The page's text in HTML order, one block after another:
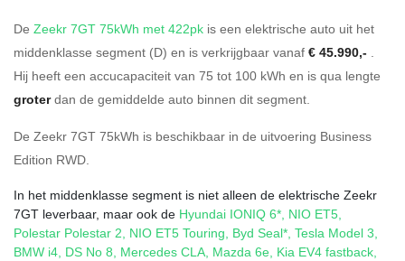
De Zeekr 7GT 75kWh met 422pk is een elektrische auto uit het
middenklasse segment (D) en is verkrijgbaar vanaf € 45.990,- .
Hij heeft een accucapaciteit van 75 tot 100 kWh en is qua lengte
groterdan de gemiddelde auto binnen dit segment.
De Zeekr 7GT 75kWh is beschikbaar in de uitvoering Business
Edition RWD.
In het middenklasse segment is niet alleen de elektrische Zeekr
7GT leverbaar, maar ook de Hyundai IONIQ 6*, NIO ET5,
Polestar Polestar 2, NIO ET5 Touring, Byd Seal*, Tesla Model 3,
BMW i4, DS No 8, Mercedes CLA, Mazda 6e, Kia EV4 fastback,